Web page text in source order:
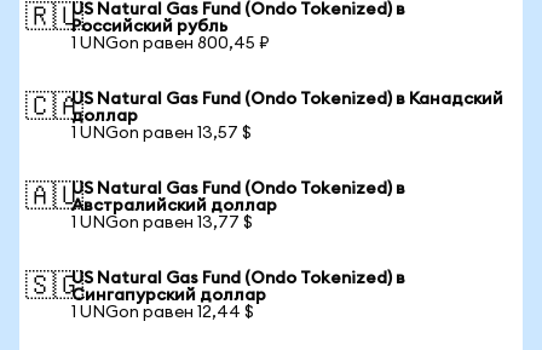
🇷🇺US Natural Gas Fund (Ondo Tokenized) в
Российский рубль
1 UNGon равен 800,45 ₽
🇨🇦US Natural Gas Fund (Ondo Tokenized) в Канадский
доллар
1 UNGon равен 13,57 $
🇦🇺US Natural Gas Fund (Ondo Tokenized) в
Австралийский доллар
1 UNGon равен 13,77 $
🇸🇬US Natural Gas Fund (Ondo Tokenized) в
Сингапурский доллар
1 UNGon равен 12,44 $